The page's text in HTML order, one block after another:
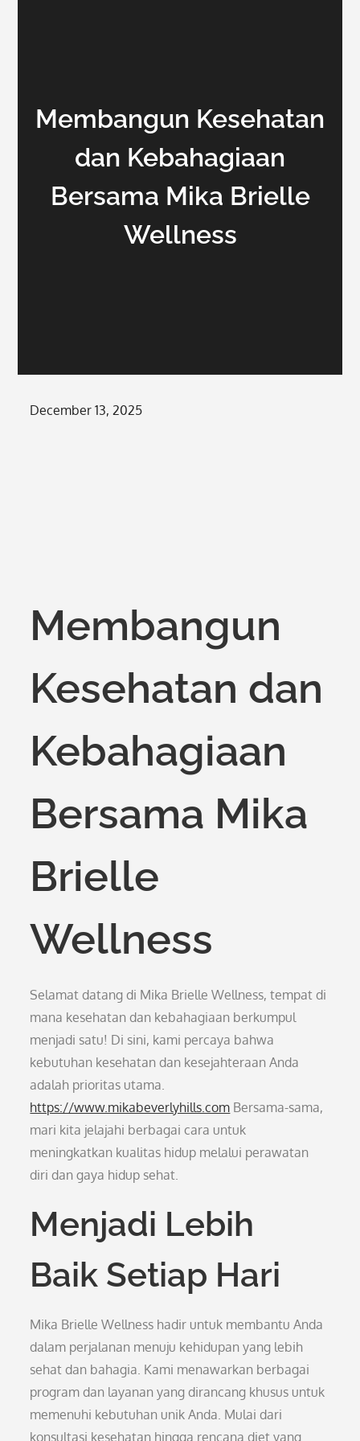
Membangun Kesehatan
dan Kebahagiaan
Bersama Mika Brielle
Wellness
Posted
December 13, 2025
Membangun
Kesehatan dan
Kebahagiaan
Bersama Mika
Brielle
Wellness
Selamat datang di Mika Brielle Wellness, tempat di
mana kesehatan dan kebahagiaan berkumpul
menjadi satu! Di sini, kami percaya bahwa
kebutuhan kesehatan dan kesejahteraan Anda
adalah prioritas utama.
https://www.mikabeverlyhills.com Bersama-sama,
mari kita jelajahi berbagai cara untuk
meningkatkan kualitas hidup melalui perawatan
diri dan gaya hidup sehat.
Menjadi Lebih
Baik Setiap Hari
Mika Brielle Wellness hadir untuk membantu Anda
dalam perjalanan menuju kehidupan yang lebih
sehat dan bahagia. Kami menawarkan berbagai
program dan layanan yang dirancang khusus untuk
memenuhi kebutuhan unik Anda. Mulai dari
konsultasi kesehatan hingga rencana diet yang